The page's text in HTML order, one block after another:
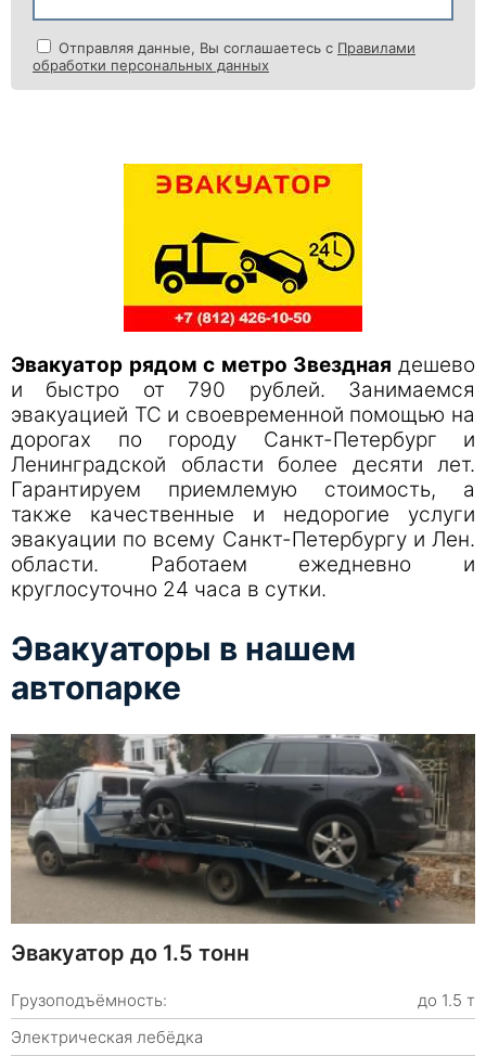
Отправляя данные, Вы соглашаетесь с Правилами
обработки персональных данных
Эвакуатор рядом с метро Звездная дешево
и быстро от 790 рублей. Занимаемся
эвакуацией ТС и своевременной помощью на
дорогах по городу Санкт-Петербург и
Ленинградской области более десяти лет.
Гарантируем приемлемую стоимость, а
также качественные и недорогие услуги
эвакуации по всему Санкт-Петербургу и Лен.
области. Работаем ежедневно и
круглосуточно 24 часа в сутки.
Эвакуаторы в нашем
автопарке
Эвакуатор до 1.5 тонн
Грузоподъёмность:
до 1.5 т
Электрическая лебёдка